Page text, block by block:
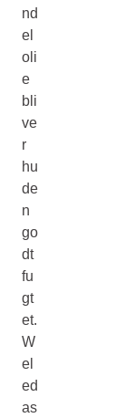
nd
el
oli
e
bli
ve
r
hu
de
n
go
dt
fu
gt
et.
W
el
ed
as